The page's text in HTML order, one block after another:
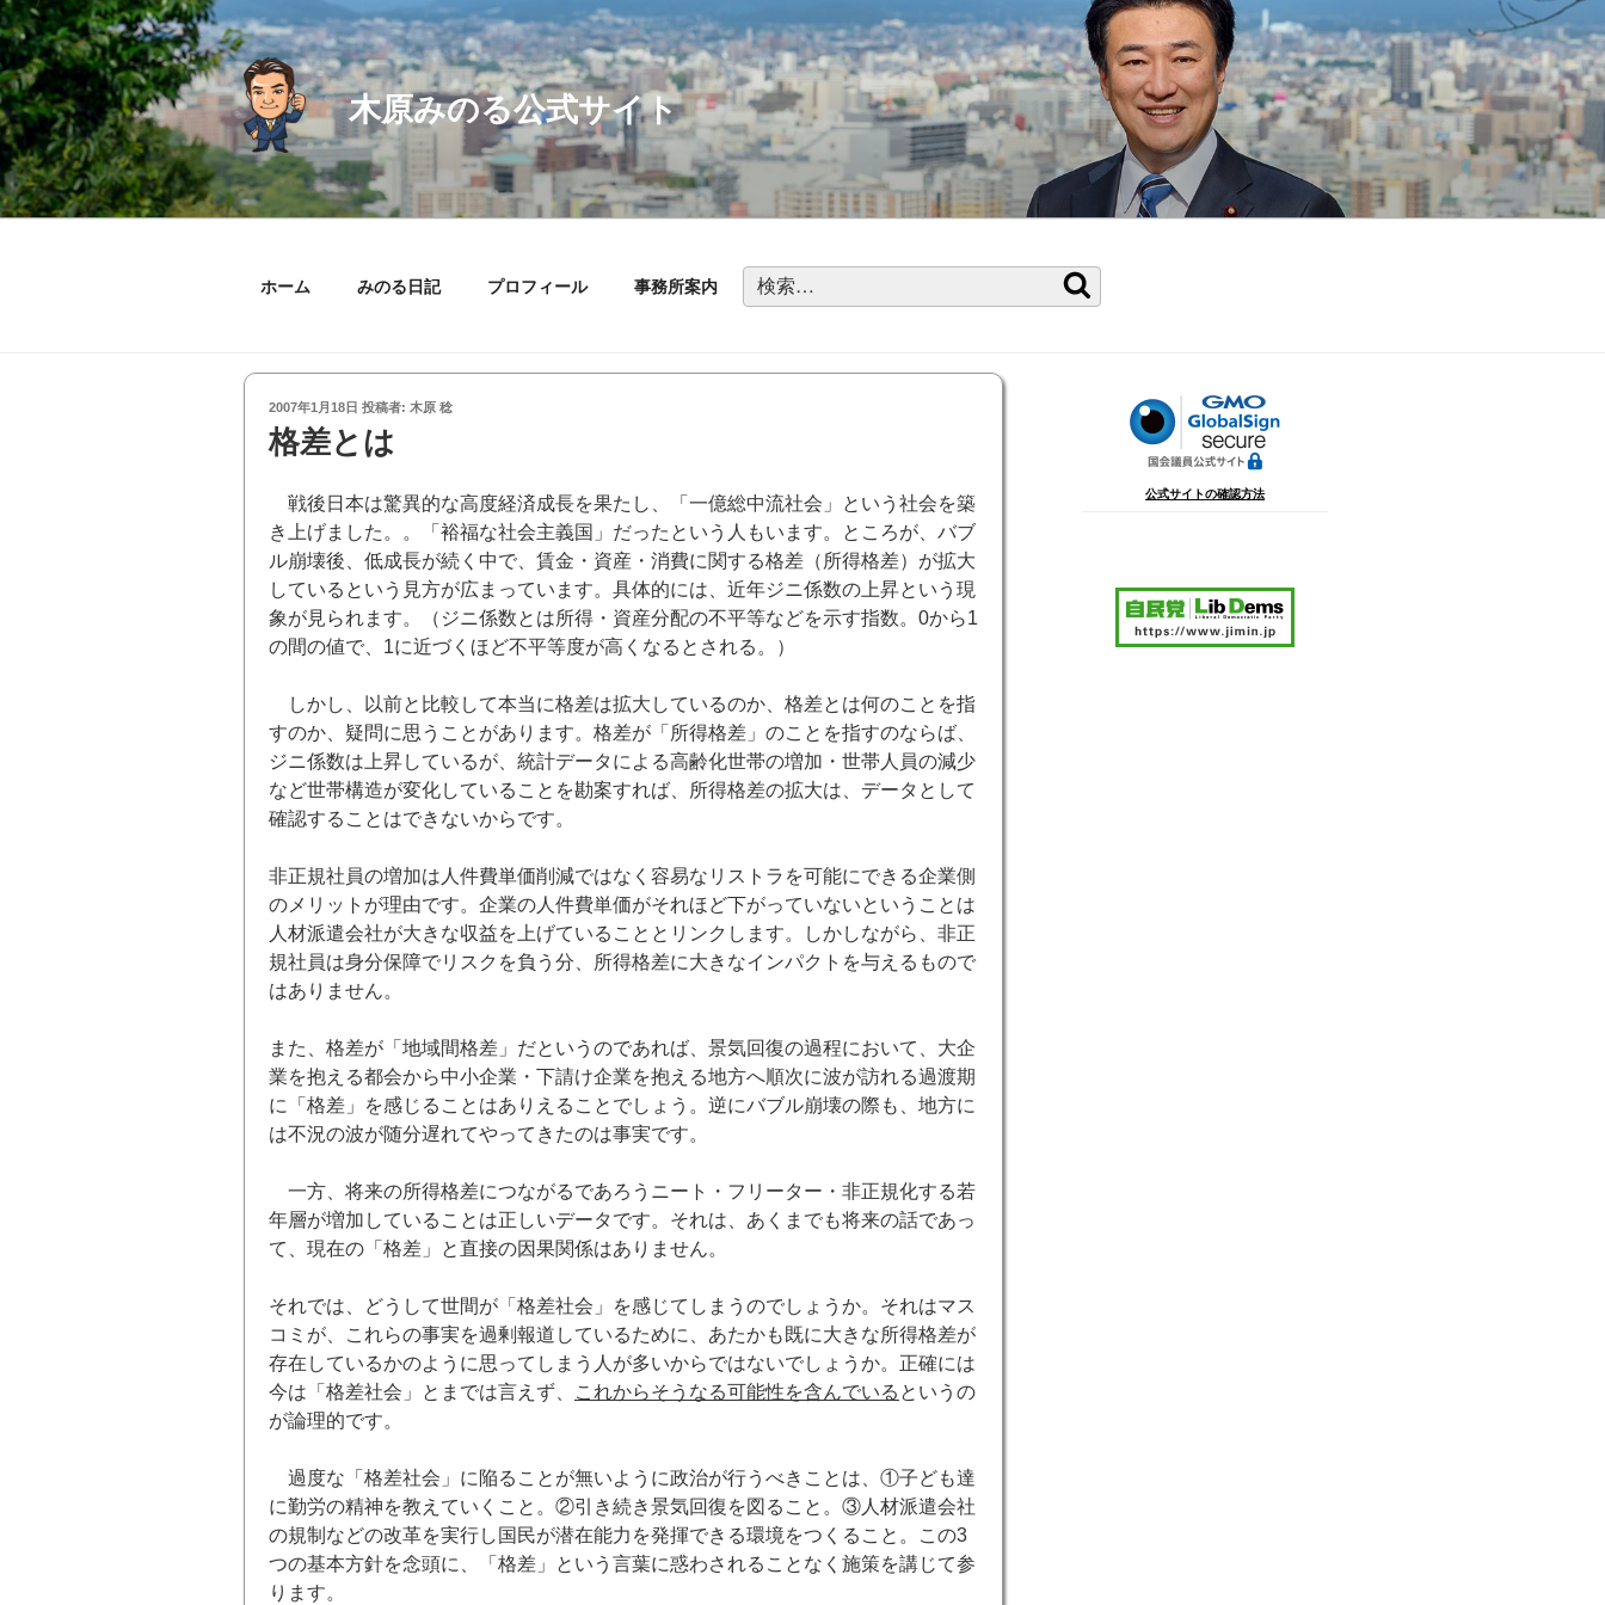
コ
ン
テ
ン
ツ
へ
ス
キ
木原みのる公式サイト
ホーム みのる日記 プロフィール 事務所案内
検
索:
索
投
稿
日:
2007年1月18日 投稿者: 木原 稔
格差とは
戦後日本は驚異的な高度経済成長を果たし、「一億総中流社会」という社会を築
き上げました。。「裕福な社会主義国」だったという人もいます。ところが、バブ
ル崩壊後、低成長が続く中で、賃金・資産・消費に関する格差（所得格差）が拡大
しているという見方が広まっています。具体的には、近年ジニ係数の上昇という現
象が見られます。（ジニ係数とは所得・資産分配の不平等などを示す指数。0から1
の間の値で、1に近づくほど不平等度が高くなるとされる。）
しかし、以前と比較して本当に格差は拡大しているのか、格差とは何のことを指
すのか、疑問に思うことがあります。格差が「所得格差」のことを指すのならば、
ジニ係数は上昇しているが、統計データによる高齢化世帯の増加・世帯人員の減少
など世帯構造が変化していることを勘案すれば、所得格差の拡大は、データとして
確認することはできないからです。
非正規社員の増加は人件費単価削減ではなく容易なリストラを可能にできる企業側
のメリットが理由です。企業の人件費単価がそれほど下がっていないということは
人材派遣会社が大きな収益を上げていることとリンクします。しかしながら、非正
規社員は身分保障でリスクを負う分、所得格差に大きなインパクトを与えるもので
はありません。
また、格差が「地域間格差」だというのであれば、景気回復の過程において、大企
業を抱える都会から中小企業・下請け企業を抱える地方へ順次に波が訪れる過渡期
に「格差」を感じることはありえることでしょう。逆にバブル崩壊の際も、地方に
は不況の波が随分遅れてやってきたのは事実です。
一方、将来の所得格差につながるであろうニート・フリーター・非正規化する若
年層が増加していることは正しいデータです。それは、あくまでも将来の話であっ
て、現在の「格差」と直接の因果関係はありません。
それでは、どうして世間が「格差社会」を感じてしまうのでしょうか。それはマス
コミが、これらの事実を過剰報道しているために、あたかも既に大きな所得格差が
存在しているかのように思ってしまう人が多いからではないでしょうか。正確には
今は「格差社会」とまでは言えず、
これからそうなる可能性を含んでいる というの
が論理的です。
過度な「格差社会」に陥ることが無いように政治が行うべきことは、①子ども達
に勤労の精神を教えていくこと。②引き続き景気回復を図ること。③人材派遣会社
の規制などの改革を実行し国民が潜在能力を発揮できる環境をつくること。この3
つの基本方針を念頭に、「格差」という言葉に惑わされることなく施策を講じて参
ります。
公式サイトの確認方法